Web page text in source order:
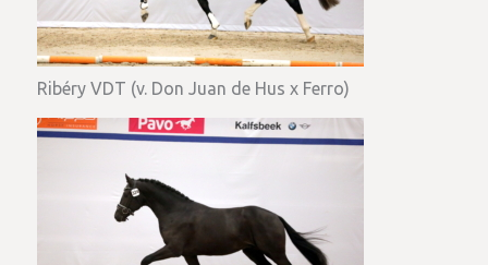
Ribéry VDT (v. Don Juan de Hus x Ferro)